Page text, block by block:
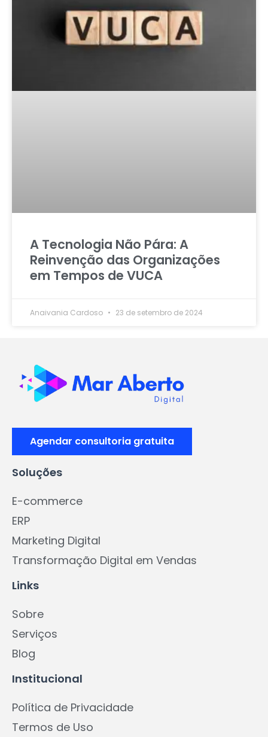
A Tecnologia Não Pára: A
Reinvenção das Organizações
em Tempos de VUCA
Anaivania Cardoso 23 de setembro de 2024
Agendar consultoria gratuita
Soluções
E-commerce
ERP
Marketing Digital
Transformação Digital em Vendas
Links
Sobre
Serviços
Blog
Institucional
Política de Privacidade
Termos de Uso